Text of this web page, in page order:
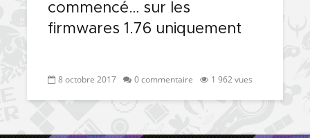
commencé… sur les
firmwares 1.76 uniquement
8 octobre 2017 0 commentaire 1 962 vues